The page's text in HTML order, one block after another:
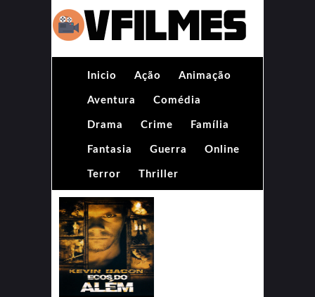
Inicio Ação Animação
Aventura Comédia
Drama Crime Família
Fantasia Guerra Online
Terror Thriller